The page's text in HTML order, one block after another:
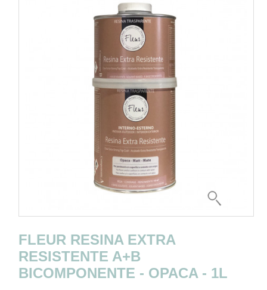
FLEUR RESINA EXTRA
RESISTENTE A+B
BICOMPONENTE - OPACA - 1L